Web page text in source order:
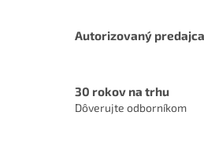
p
Autorizovaný predajca
30 rokov na trhu
Dôverujte odborníkom